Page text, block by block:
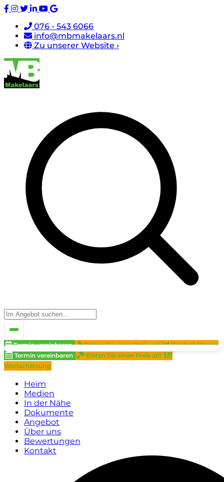
076 - 543 6066
info@mbmakelaars.nl
Zu unserer Website ›
Termin vereinbaren Bieten Sie einen Preis an!
Wertschätzung
Termin vereinbaren
Bieten Sie einen Preis an!
Wertschätzung
Heim
Medien
In der Nähe
Dokumente
Angebot
Über uns
Bewertungen
Kontakt